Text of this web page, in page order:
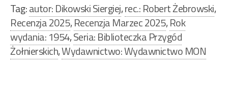
Tag:autor: Dikowski Siergiej,rec.: Robert Żebrowski,
Recenzja 2025,Recenzja Marzec 2025,Rok
wydania: 1954,Seria: Biblioteczka Przygód
Żołnierskich,Wydawnictwo: Wydawnictwo MON